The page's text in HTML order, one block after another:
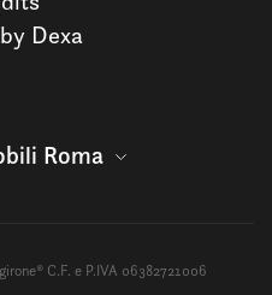
Dexa
Roma
C.F. e P.IVA 06382721006